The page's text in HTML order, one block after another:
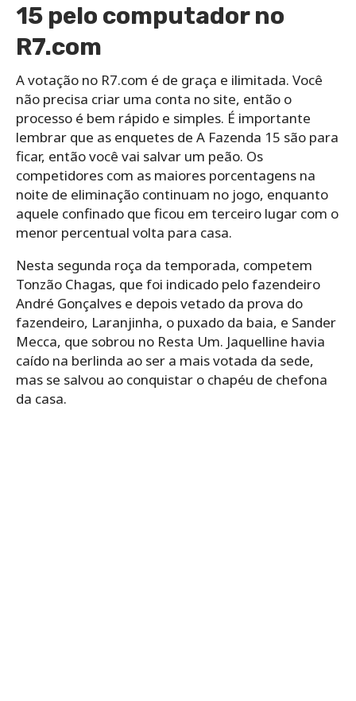
15 pelo computador no
R7.com
A votação no R7.com é de graça e ilimitada. Você
não precisa criar uma conta no site, então o
processo é bem rápido e simples. É importante
lembrar que as enquetes de A Fazenda 15 são para
ficar, então você vai salvar um peão. Os
competidores com as maiores porcentagens na
noite de eliminação continuam no jogo, enquanto
aquele confinado que ficou em terceiro lugar com o
menor percentual volta para casa.
Nesta segunda roça da temporada, competem
Tonzão Chagas, que foi indicado pelo fazendeiro
André Gonçalves e depois vetado da prova do
fazendeiro, Laranjinha, o puxado da baia, e Sander
Mecca, que sobrou no Resta Um. Jaquelline havia
caído na berlinda ao ser a mais votada da sede,
mas se salvou ao conquistar o chapéu de chefona
da casa.